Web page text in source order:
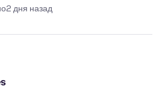
2 дня назад